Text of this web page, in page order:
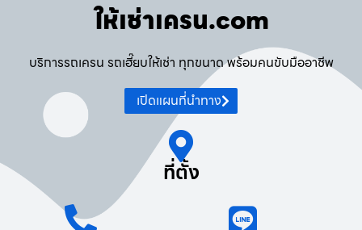
ให้เช่าเครน.com
บริการรถเครน รถเฮี๊ยบให้เช่า ทุกขนาด พร้อมคนขับมืออาชีพ
เปิดแผนที่นำทาง
ที่ตั้ง